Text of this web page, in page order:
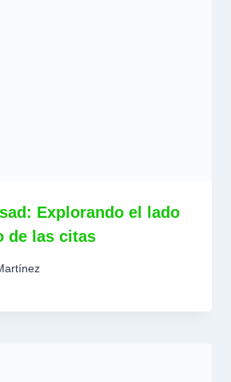
Explorando el lado
de las citas